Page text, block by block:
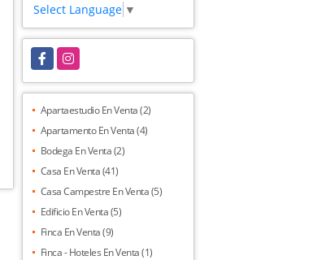
Select Language ▼
FacebookInstagram
Apartaestudio En Venta (2)
Apartamento En Venta (4)
Bodega En Venta (2)
Casa En Venta (41)
Casa Campestre En Venta (5)
Edificio En Venta (5)
Finca En Venta (9)
Finca - Hoteles En Venta (1)